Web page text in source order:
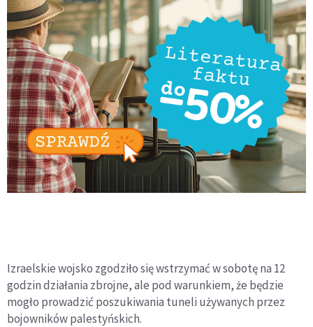
Izraelskie wojsko zgodziło się wstrzymać w sobotę na 12
godzin działania zbrojne, ale pod warunkiem, że będzie
mogło prowadzić poszukiwania tuneli używanych przez
bojowników palestyńskich.